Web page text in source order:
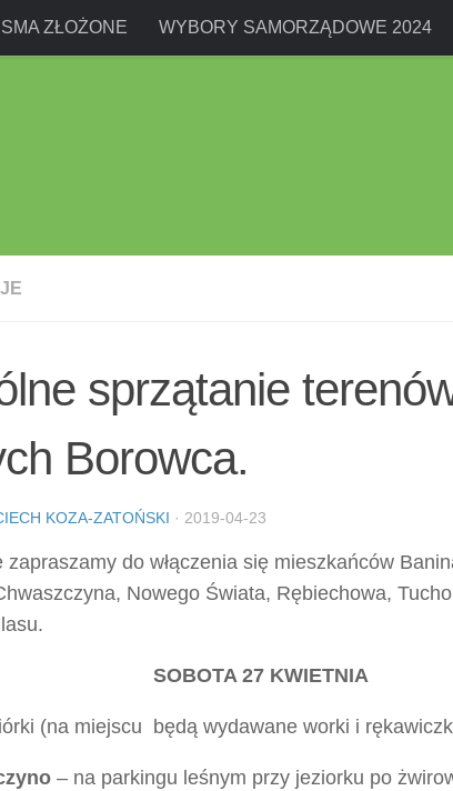
ZŁOŻONE WYBORY SAMORZĄDOWE 2024
sprzątanie
Borowca.
KOZA-ZATOŃSKI · 2019-04-23
zapraszamy do włączenia się mieszkańców
Nowego Świata, Rębiechowa,
SOBOTA 27 KWIETNIA
(na miejscu będą wydawane worki i
– na parkingu leśnym przy jeziorku po